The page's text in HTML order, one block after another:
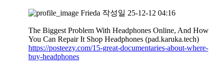
Frieda 작성일 25-12-12 04:16
The Biggest Problem With Headphones Online, And How
You Can Repair It Shop Headphones (pad.karuka.tech)
https://posteezy.com/15-great-documentaries-about-where-
buy-headphones